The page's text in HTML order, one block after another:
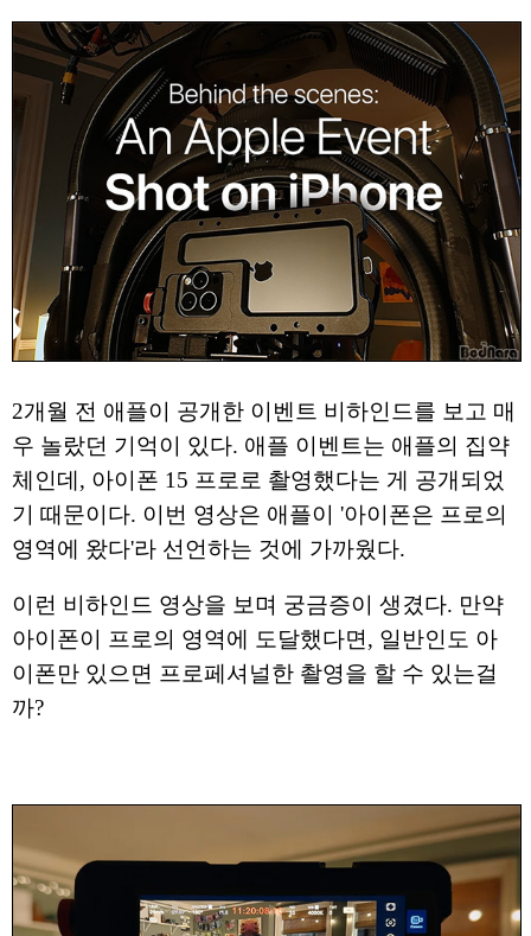
2개월 전 애플이 공개한 이벤트 비하인드를 보고 매
우 놀랐던 기억이 있다. 애플 이벤트는 애플의 집약
체인데, 아이폰 15 프로로 촬영했다는 게 공개되었
기 때문이다. 이번 영상은 애플이 '아이폰은 프로의
영역에 왔다'라 선언하는 것에 가까웠다.
이런 비하인드 영상을 보며 궁금증이 생겼다. 만약
아이폰이 프로의 영역에 도달했다면, 일반인도 아
이폰만 있으면 프로페셔널한 촬영을 할 수 있는걸
까?